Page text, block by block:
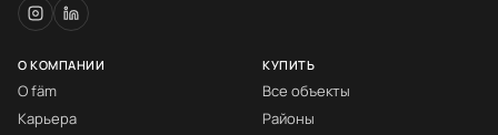
О КОМПАНИИ
О fäm
Карьера
КУПИТЬ
Все объекты
Районы